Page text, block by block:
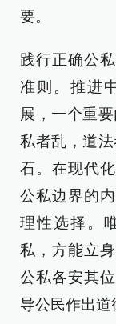
要。
践行正确公
准则。推进
展，一个重
私者乱，道
石。在现代
公私边界的
理性选择。
私，方能立
公私各安其
导公民作出道